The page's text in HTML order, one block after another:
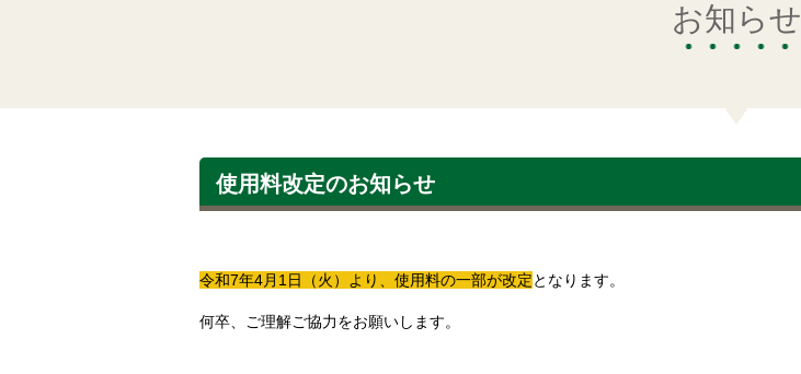
お知らせ
使用料改定のお知らせ
令和7年4月1日（火）より、使用料の一部が改定となります。
何卒、ご理解ご協力をお願いします。